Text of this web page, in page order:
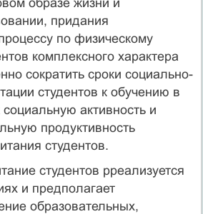
придания
по физическому
комплексного характера
сократить сроки социально-
студентов к обучению в
активность и
продуктивность
студентов.
студентов рреализуется
и предполагает
образовательных,